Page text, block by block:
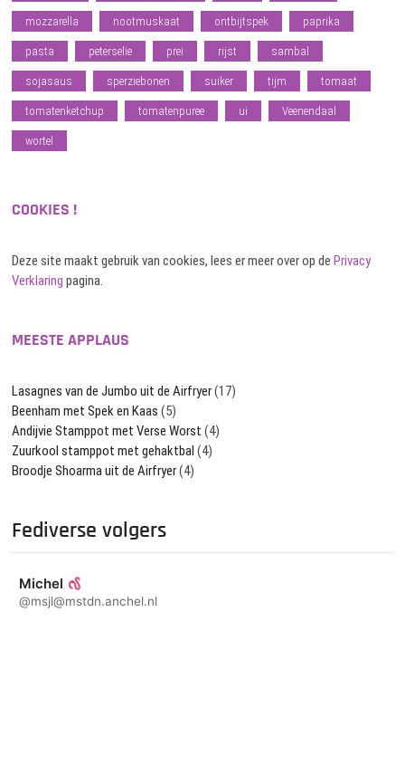
mozzarella nootmuskaat ontbijtspek paprika
pasta peterselie prei rijst sambal
sojasaus sperziebonen suiker tijm tomaat
tomatenketchup tomatenpuree ui Veenendaal
wortel
COOKIES !
Deze site maakt gebruik van cookies, lees er meer over op dePrivacy
Verklaring pagina.
MEESTE APPLAUS
Lasagnes van de Jumbo uit de Airfryer(17)
Beenham met Spek en Kaas (5)
Andijvie Stamppot met Verse Worst (4)
Zuurkool stamppot met gehaktbal (4)
Broodje Shoarma uit de Airfryer(4)
Fediverse volgers
Michel
@msjl@mstdn.anchel.nl